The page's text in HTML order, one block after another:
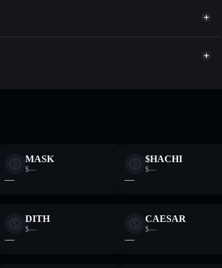
MASK
$—
—
$HACHI
$—
—
DITH
$—
—
CAESAR
$—
—